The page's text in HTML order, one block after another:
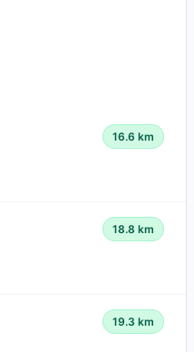
16.6 km
18.8 km
19.3 km